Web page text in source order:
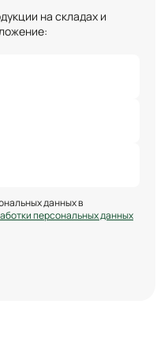
на складах и
данных в
персональных данных